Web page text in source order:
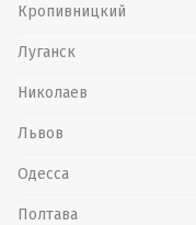
Кропивницкий
Луганск
Николаев
Львов
Одесса
Полтава